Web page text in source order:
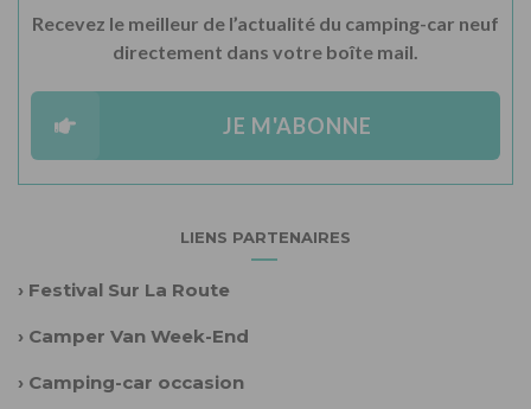
Recevez le meilleur de l’actualité du camping-car neuf
directement dans votre boîte mail.
JE M'ABONNE
LIENS PARTENAIRES
› Festival Sur La Route
› Camper Van Week-End
› Camping-car occasion